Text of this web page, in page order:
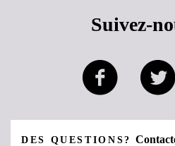
Suivez-
DES QUESTIONS?